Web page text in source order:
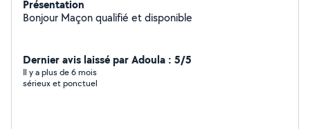
Présentation
Bonjour Maçon qualifié et disponible
Dernier avis laissé par Adoula : 5/5
Il y a plus de 6 mois
sérieux et ponctuel